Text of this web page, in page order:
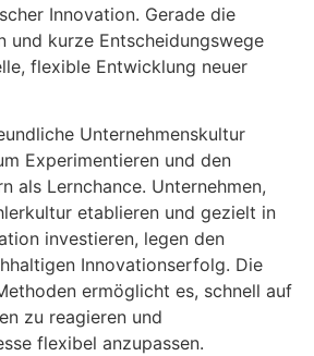
Innovation. Gerade die
und kurze Entscheidungswege
flexible Entwicklung neuer
Unternehmenskultur
Experimentieren und den
als Lernchance. Unternehmen,
etablieren und gezielt in
investieren, legen den
Innovationserfolg. Die
ermöglicht es, schnell auf
zu reagieren und
flexibel anzupassen.